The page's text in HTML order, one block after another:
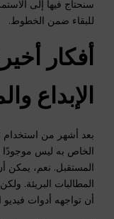
سنحتاج فيها إلى
للبقاء ضمن الخطوط.
أفكار
الإبداع
الخاص به ليس موجودًا
المستقبل. نعم، يمكن
المطالبات البريئة.
أن تواجهه أدوات